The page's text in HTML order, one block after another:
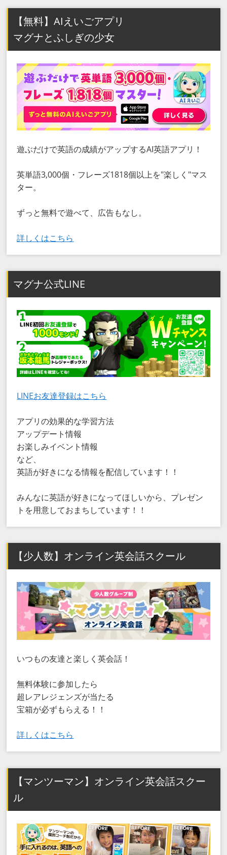
【無料】AIえいごアプリ
マグナとふしぎの少女
遊ぶだけで英語の成績がアップするAI英語アプリ！
英単語3,000個・フレーズ1818個以上を"楽しく"マス
ター。
ずっと無料で遊べて、広告もなし。
詳しくはこちら
マグナ公式LINE
LINEお友達登録はこちら
アプリの効果的な学習方法
アップデート情報
お楽しみイベント情報
など、
英語が好きになる情報を配信しています！！
みんなに英語が好きになってほしいから、プレゼン
トを用意しておまちしています！！
【少人数】オンライン英会話スクール
いつもの友達と楽しく英会話！
無料体験に参加したら
超レアレジェンズが当たる
宝箱が必ずもらえる！！
詳しくはこちら
【マンツーマン】オンライン英会話スクー
ル